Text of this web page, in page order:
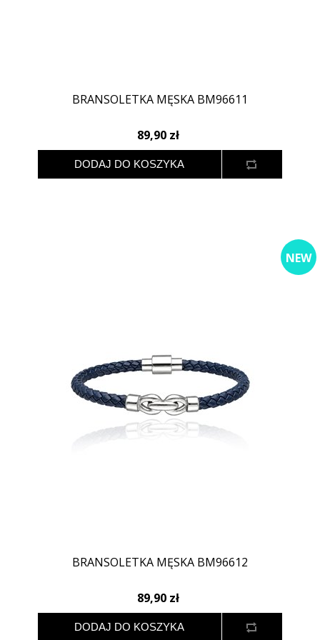
BRANSOLETKA MĘSKA BM96611
89,90 zł
BRANSOLETKA MĘSKA BM96612
NEW
89,90 zł